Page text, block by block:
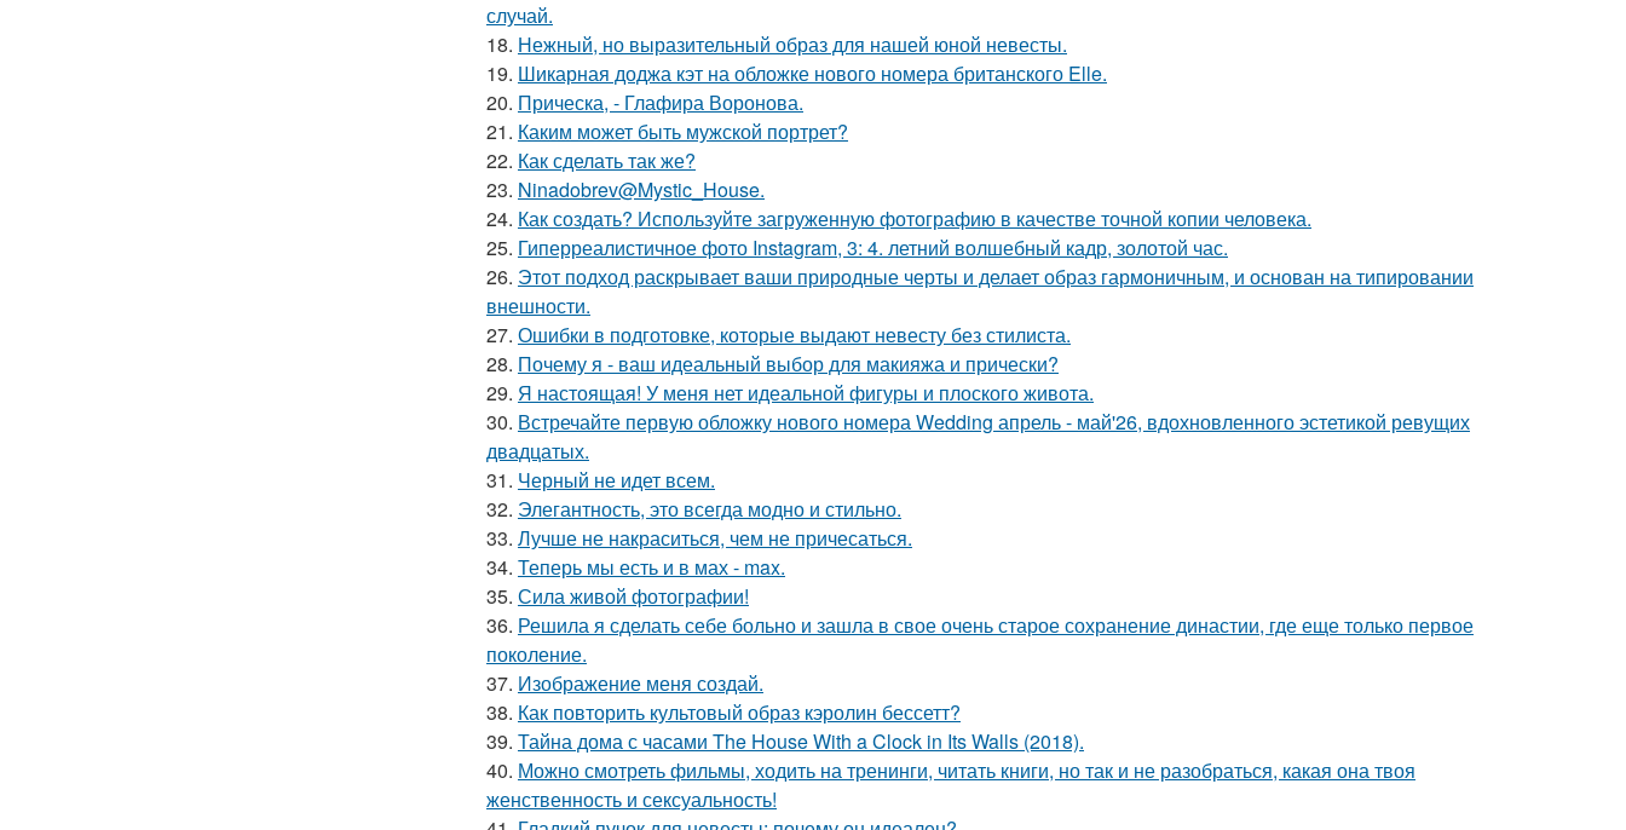
случай.
18. Нежный, но выразительный образ для нашей юной невесты.
19. Шикарная доджа кэт на обложке нового номера британского Elle.
20. Прическа, - Глафира Воронова.
21. Каким может быть мужской портрет?
22. Как сделать так же?
23. Ninadobrev@Mystic_House.
24. Как создать? Используйте загруженную фотографию в качестве точной копии человека.
25. Гиперреалистичное фото Instagram, 3: 4. летний волшебный кадр, золотой час.
26. Этот подход раскрывает ваши природные черты и делает образ гармоничным, и основан на типировании
внешности.
27. Ошибки в подготовке, которые выдают невесту без стилиста.
28. Почему я - ваш идеальный выбор для макияжа и прически?
29. Я настоящая! У меня нет идеальной фигуры и плоского живота.
30. Встречайте первую обложку нового номера Wedding апрель - май'26, вдохновленного эстетикой ревущих
двадцатых.
31. Черный не идет всем.
32. Элегантность, это всегда модно и стильно.
33. Лучше не накраситься, чем не причесаться.
34. Теперь мы есть и в мах - max.
35. Сила живой фотографии!
36. Решила я сделать себе больно и зашла в свое очень старое сохранение династии, где еще только первое
поколение.
37. Изображение меня создай.
38. Как повторить культовый образ кэролин бессетт?
39. Тайна дома с часами The House With a Clock in Its Walls (2018).
40. Можно смотреть фильмы, ходить на тренинги, читать книги, но так и не разобраться, какая она твоя
женственность и сексуальность!